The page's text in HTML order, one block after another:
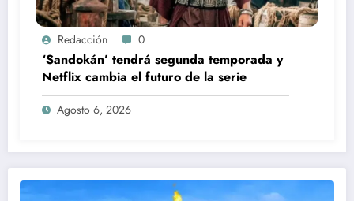
Redacción 0
‘Sandokán’ tendrá segunda temporada y
Netflix cambia el futuro de la serie
Agosto 6, 2026